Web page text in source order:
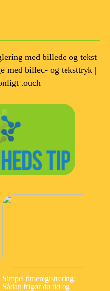
med billede og tekst
med billed- og teksttryk |
touch
Simpel timeregistrering:
Sådan frigør du tid og